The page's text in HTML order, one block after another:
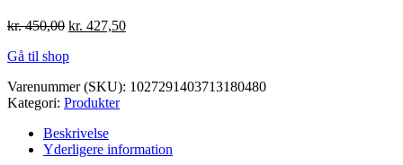
kr.450,00 Den
pris
kr. 450,00.
kr. 427,50Den
kr. 427,50.
Gå til shop
Varenummer (SKU): 1027291403713180480
Kategori: Produkter
Beskrivelse
Yderligere information